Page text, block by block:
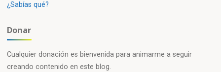
¿Sabías qué?
Donar
Cualquier donación es bienvenida para animarme a seguir
creando contenido en este blog.